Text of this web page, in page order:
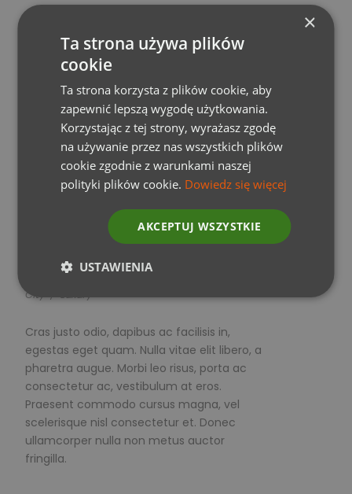
FERMENTUM ADIPISCING JUSTO
City / Luxury
Cras justo odio, dapibus ac facilisis in,
egestas eget quam. Nulla vitae elit libero, a
pharetra augue. Morbi leo risus, porta ac
consectetur ac, vestibulum at eros.
Praesent commodo cursus magna, vel
scelerisque nisl consectetur et. Donec
ullamcorper nulla non metus auctor
fringilla.
×
Ta strona używa plików
cookie
Ta strona korzysta z plików cookie, aby
zapewnić lepszą wygodę użytkowania.
Korzystając z tej strony, wyrażasz zgodę
na używanie przez nas wszystkich plików
cookie zgodnie z warunkami naszej
polityki plików cookie. Dowiedz się więcej
AKCEPTUJ WSZYSTKIE
USTAWIENIA